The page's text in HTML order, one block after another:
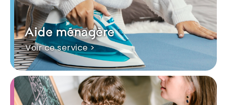
Aide ménagère
Voir ce service >